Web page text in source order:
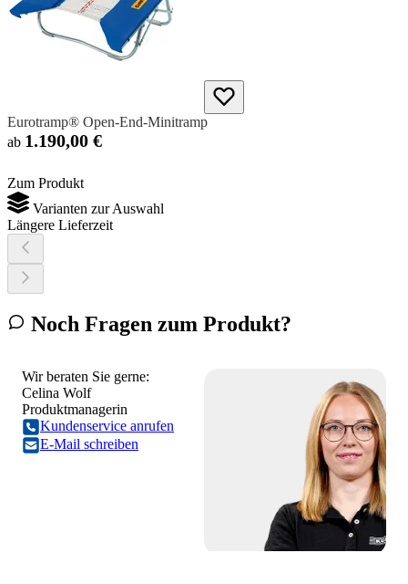
Eurotramp® Open-End-Minitramp
ab 1.190,00 €
Zum Produkt
Varianten zur Auswahl
Längere Lieferzeit
Noch Fragen zum Produkt?
Wir beraten Sie gerne:
Celina Wolf
Produktmanagerin
Kundenservice anrufen
E-Mail schreiben